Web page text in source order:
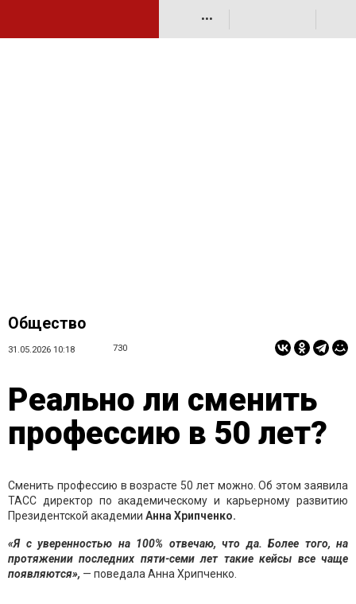
•••
Общество
31.05.2026 10:18 730
Реально ли сменить
профессию в 50 лет?
Сменить профессию в возрасте 50 лет можно. Об этом заявила
ТАСС директор по академическому и карьерному развитию
Президентской академии Анна Хрипченко.
«Я с уверенностью на 100% отвечаю, что да. Более того, на
протяжении последних пяти-семи лет такие кейсы все чаще
появляются», — поведала Анна Хрипченко.